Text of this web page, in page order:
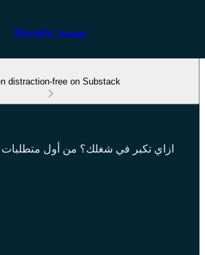
Hawsaba | حوسبة
distraction-free on Substack
ازاي تكبر في شغلك؟ من أول متطلبات